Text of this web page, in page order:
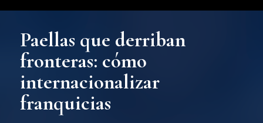
Paellas que derriban
fronteras: cómo
internacionalizar
franquicias